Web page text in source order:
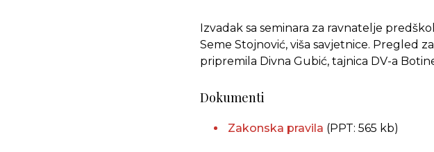
Izvadak sa seminara za ravnatelje
Seme Stojnović, viša savjetnice. Pregled
pripremila Divna Gubić, tajnica DV-a
Dokumenti
Zakonska pravila (PPT: 565 kb)